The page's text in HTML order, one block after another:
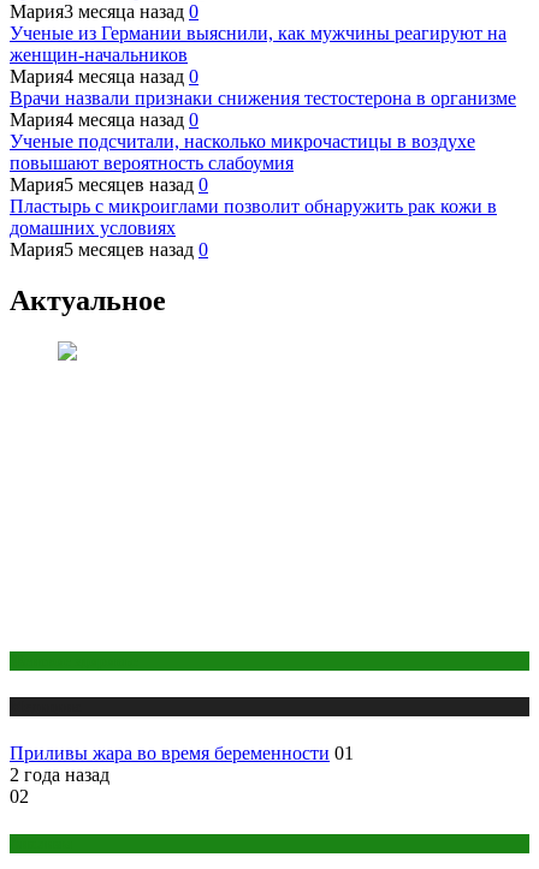
Мария3 месяца назад 0
Ученые из Германии выяснили, как мужчины реагируют на
женщин-начальников
Мария4 месяца назад 0
Врачи назвали признаки снижения тестостерона в организме
Мария4 месяца назад 0
Ученые подсчитали, насколько микрочастицы в воздухе
повышают вероятность слабоумия
Мария5 месяцев назад 0
Пластырь с микроиглами позволит обнаружить рак кожи в
домашних условиях
Мария5 месяцев назад 0
Актуальное
Приливы жара во время беременности 01
2 года назад
02